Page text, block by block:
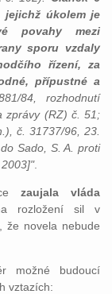
jejichž úkolem je
povahy mezi
sporu vzdaly
řízení, za
přípustné a
84, rozhodnutí
zprávy (RZ) č. 51;
č. 31737/96, 23.
Sado, S. A. proti
.
zaujala vláda
rozložení sil v
že novela nebude
možné budoucí
vztazích: